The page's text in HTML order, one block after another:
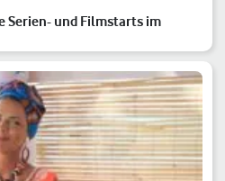
Serien- und Filmstarts im